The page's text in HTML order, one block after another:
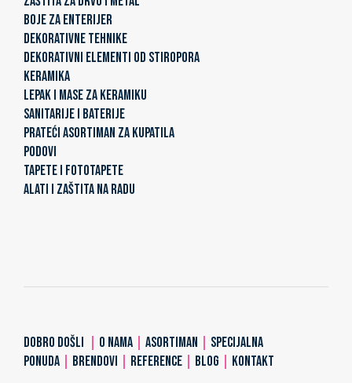
BOJE ZA ENTERIJER
DEKORATIVNE TEHNIKE
DEKORATIVNI ELEMENTI OD STIROPORA
KERAMIKA
LEPAK I MASE ZA KERAMIKU
SANITARIJE I BATERIJE
PRATEĆI ASORTIMAN ZA KUPATILA
PODOVI
TAPETE I FOTOTAPETE
ALATI I ZAŠTITA NA RADU
DOBRO DOŠLI O NAMA ASORTIMAN
SPECIJALNA
PONUDA
BRENDOVI REFERENCE BLOG KONTAKT